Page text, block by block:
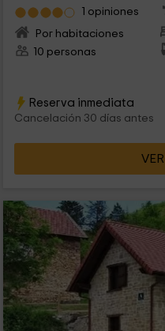
1 opiniones
Por habitaciones
10 personas
Reserva inmediata
Cancelación 30 días antes